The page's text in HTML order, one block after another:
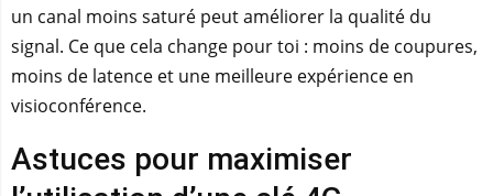
un canal moins saturé peut améliorer la qualité du
signal. Ce que cela change pour toi : moins de coupures,
moins de latence et une meilleure expérience en
visioconférence.
Astuces pour maximiser